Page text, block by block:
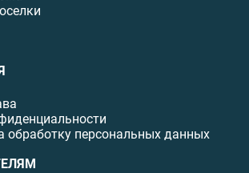
обработку персональных данных